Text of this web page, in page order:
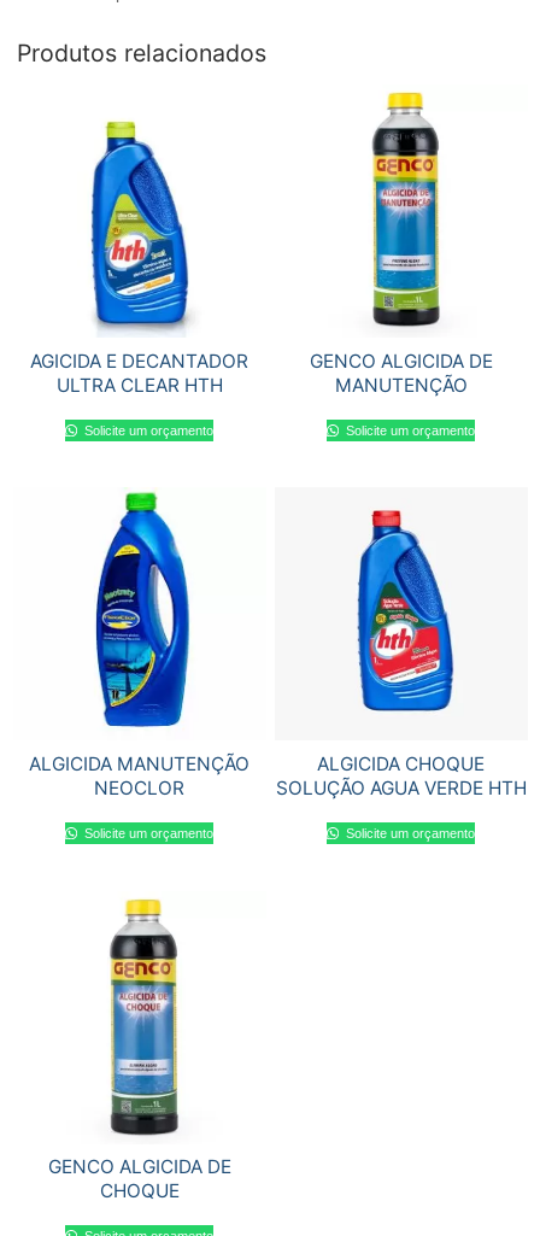
Produtos relacionados
AGICIDA E DECANTADOR
ULTRA CLEAR HTH
Solicite um orçamento
GENCO ALGICIDA DE
MANUTENÇÃO
Solicite um orçamento
ALGICIDA MANUTENÇÃO
NEOCLOR
Solicite um orçamento
ALGICIDA CHOQUE
SOLUÇÃO AGUA VERDE HTH
Solicite um orçamento
GENCO ALGICIDA DE
CHOQUE